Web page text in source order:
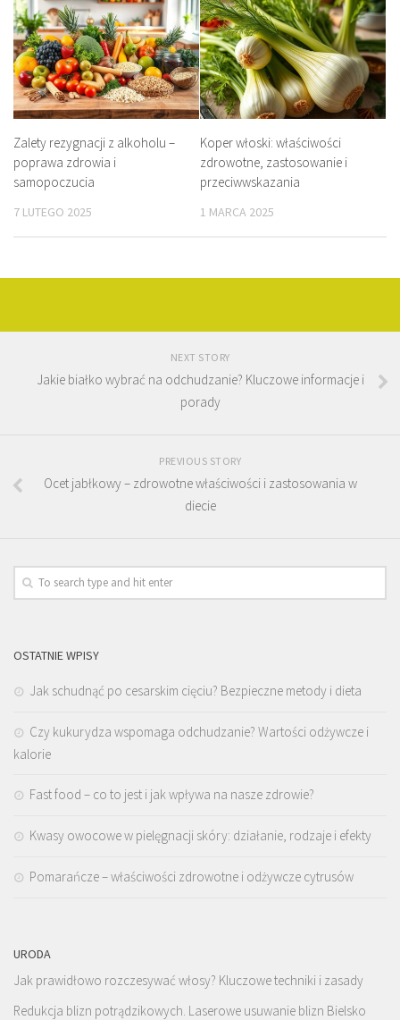
Zalety rezygnacji z alkoholu –
poprawa zdrowia i
samopoczucia
7 LUTEGO 2025
Koper włoski: właściwości
zdrowotne, zastosowanie i
przeciwwskazania
1 MARCA 2025
NEXT STORY
Jakie białko wybrać na odchudzanie? Kluczowe informacje i
porady
PREVIOUS STORY
Ocet jabłkowy – zdrowotne właściwości i zastosowania w
diecie
OSTATNIE WPISY
Jak schudnąć po cesarskim cięciu? Bezpieczne metody i dieta
Czy kukurydza wspomaga odchudzanie? Wartości odżywcze i
kalorie
Fast food – co to jest i jak wpływa na nasze zdrowie?
Kwasy owocowe w pielęgnacji skóry: działanie, rodzaje i efekty
Pomarańcze – właściwości zdrowotne i odżywcze cytrusów
URODA
Jak prawidłowo rozczesywać włosy? Kluczowe techniki i zasady
Redukcja blizn potrądzikowych. Laserowe usuwanie blizn Bielsko